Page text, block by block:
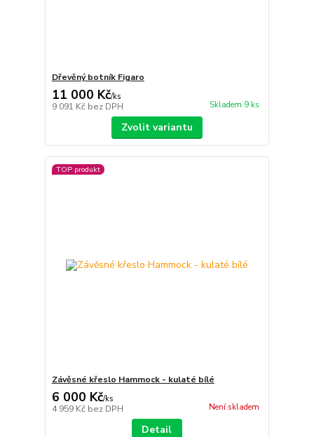
Dřevěný botník Figaro
11 000 Kč/ks
9 091 Kč bez DPH Skladem 9 ks
Zvolit variantu
TOP produkt
Závěsné křeslo Hammock - kulaté bílé
6 000 Kč/ks
4 959 Kč bez DPH Není skladem
Detail